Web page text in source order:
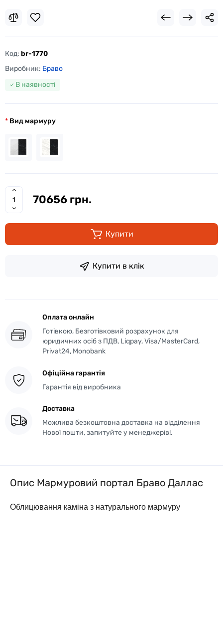
Код: br-1770
Виробник: Браво
В наявності
Вид мармуру
70656 грн.
Купити
Купити в клік
Оплата онлайн
Готівкою, Безготівковий розрахунок для
юридичних осіб з ПДВ, Liqpay, Visa/MasterCard,
Privat24, Monobank
Офіційна гарантія
Гарантія від виробника
Доставка
Можлива безкоштовна доставка на відділення
Нової пошти, запитуйте у менеджерів!.
Опис Мармуровий портал Браво Даллас
Облицювання каміна з натурального мармуру